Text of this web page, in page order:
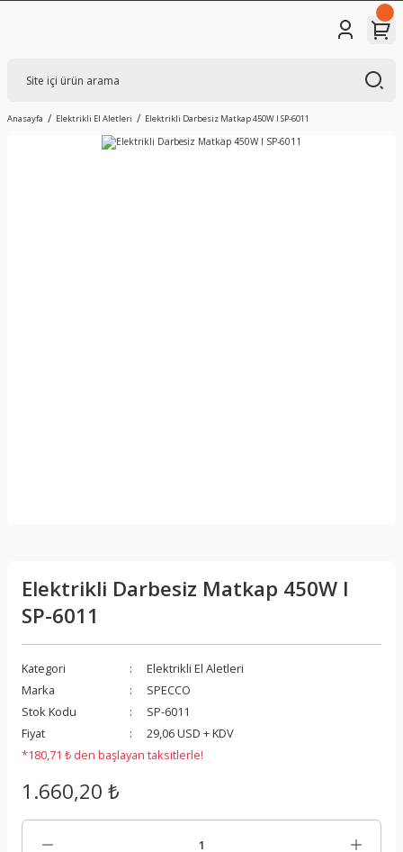
Anasayfa Elektrikli El Aletleri Elektrikli Darbesiz Matkap 450W I SP-6011
Elektrikli Darbesiz Matkap 450W I
SP-6011
Kategori
Elektrikli El Aletleri
Marka
SPECCO
Stok Kodu
SP-6011
Fiyat
29,06 USD + KDV
*180,71 ₺ den başlayan taksitlerle!
1.660,20 ₺